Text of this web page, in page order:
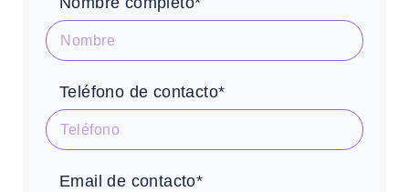
Teléfono de contacto*
Email de contacto*